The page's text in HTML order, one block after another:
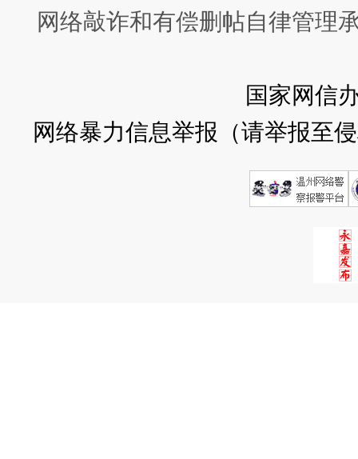
网络敲诈和有偿删帖自律管理
国家网信
网络暴力信息举报（请举报至